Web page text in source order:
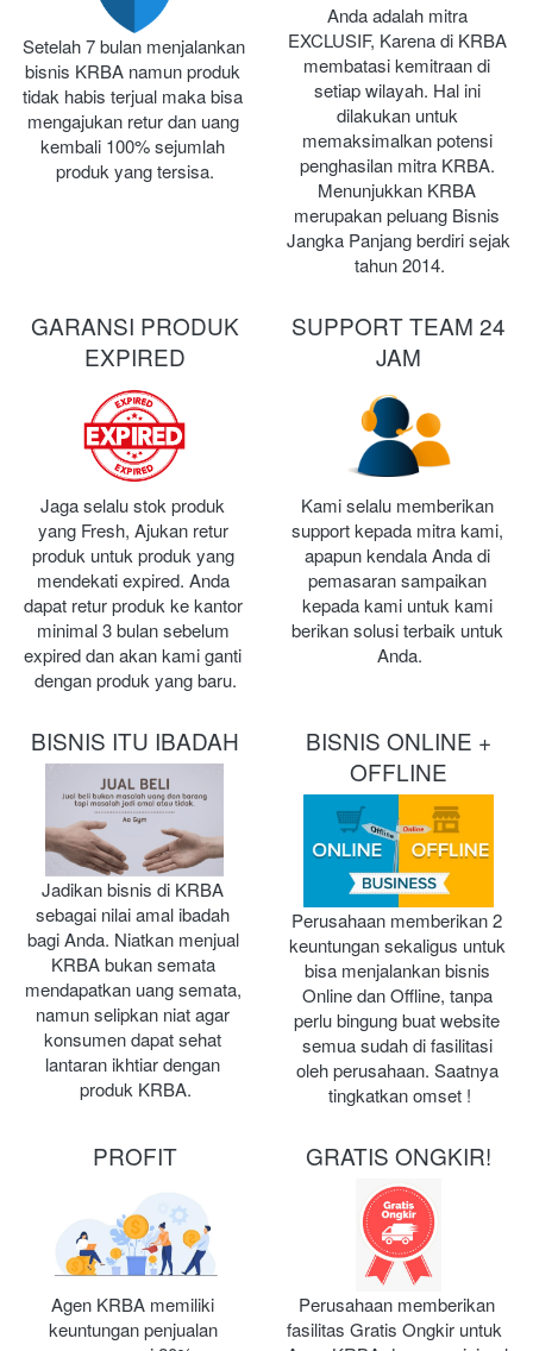
Setelah 7 bulan menjalankan
bisnis KRBA namun produk
tidak habis terjual maka bisa
mengajukan retur dan uang
kembali 100% sejumlah
produk yang tersisa.
Anda adalah mitra
EXCLUSIF, Karena di KRBA
membatasi kemitraan di
setiap wilayah. Hal ini
dilakukan untuk
memaksimalkan potensi
penghasilan mitra KRBA.
Menunjukkan KRBA
merupakan peluang Bisnis
Jangka Panjang berdiri sejak
tahun 2014.
GARANSI PRODUK
EXPIRED
Jaga selalu stok produk
yang Fresh, Ajukan retur
produk untuk produk yang
mendekati expired. Anda
dapat retur produk ke kantor
minimal 3 bulan sebelum
expired dan akan kami ganti
dengan produk yang baru.
SUPPORT TEAM 24
JAM
Kami selalu memberikan
support kepada mitra kami,
apapun kendala Anda di
pemasaran sampaikan
kepada kami untuk kami
berikan solusi terbaik untuk
Anda.
BISNIS ITU IBADAH
Jadikan bisnis di KRBA
sebagai nilai amal ibadah
bagi Anda. Niatkan menjual
KRBA bukan semata
mendapatkan uang semata,
namun selipkan niat agar
konsumen dapat sehat
lantaran ikhtiar dengan
produk KRBA.
BISNIS ONLINE +
OFFLINE
Perusahaan memberikan 2
keuntungan sekaligus untuk
bisa menjalankan bisnis
Online dan Offline, tanpa
perlu bingung buat website
semua sudah di fasilitasi
oleh perusahaan. Saatnya
tingkatkan omset !
PROFIT
Agen KRBA memiliki
keuntungan penjualan
GRATIS ONGKIR!
Perusahaan memberikan
fasilitas Gratis Ongkir untuk